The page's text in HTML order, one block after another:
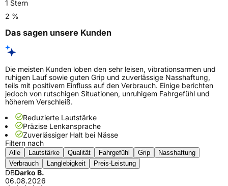
1 Stern
2 %
Das sagen unsere Kunden
Die meisten Kunden loben den sehr leisen, vibrationsarmen und
ruhigen Lauf sowie guten Grip und zuverlässige Nasshaftung,
teils mit positivem Einfluss auf den Verbrauch. Einige berichten
jedoch von rutschigen Situationen, unruhigem Fahrgefühl und
höherem Verschleiß.
Reduzierte Lautstärke
Präzise Lenkansprache
Zuverlässiger Halt bei Nässe
Filtern nach
Alle Lautstärke Qualität Fahrgefühl Grip
Nasshaftung
Verbrauch
Langlebigkeit Preis-Leistung
DBDarko B.
06.08.2026